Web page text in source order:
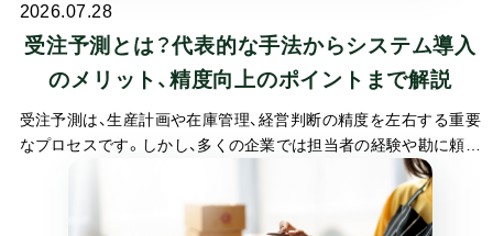
2026.07.28
受注予測とは？代表的な手法からシステム導入
のメリット、精度向上のポイントまで解説
受注予測は、生産計画や在庫管理、経営判断の精度を左右する重要
なプロセスです。しかし、多くの企業では担当者の経験や勘に頼っ
た予測がおこなわれており、属人化や精度のばらつきが課題となっ
ています。特に市場環境の変化が激しい昨今、より科学的なアプロ
ーチが求められるようになりました。